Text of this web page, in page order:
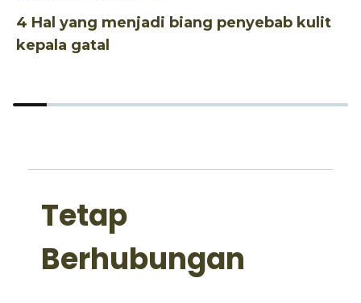
4 Hal yang menjadi biang penyebab kulit
kepala gatal
Tetap
Berhubungan